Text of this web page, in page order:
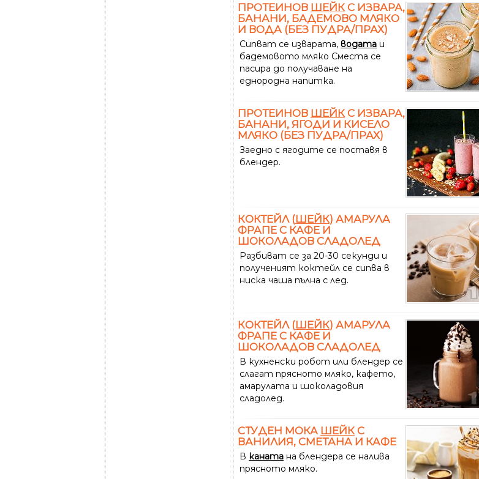
ПРОТЕИНОВ ШЕЙК С ИЗВАРА,
БАНАНИ, БАДЕМОВО МЛЯКО
И ВОДА (БЕЗ ПУДРА/ПРАХ)
Сипват се изварата, водата и
бадемовото мляко Сместа се
пасира до получаване на
еднородна напитка.
ПРОТЕИНОВ ШЕЙК С ИЗВАРА,
БАНАНИ, ЯГОДИ И КИСЕЛО
МЛЯКО (БЕЗ ПУДРА/ПРАХ)
Заедно с ягодите се поставя в
блендер.
КОКТЕЙЛ (ШЕЙК) АМАРУЛА
ФРАПЕ С КАФЕ И
ШОКОЛАДОВ СЛАДОЛЕД
Разбиват се за 20-30 секунди и
полученият коктейл се сипва в
ниска чаша пълна с лед.
КОКТЕЙЛ (ШЕЙК) АМАРУЛА
ФРАПЕ С КАФЕ И
ШОКОЛАДОВ СЛАДОЛЕД
В кухненски робот или блендер се
слагат прясното мляко, кафето,
амарулата и шоколадовия
сладолед.
СТУДЕН МОКА ШЕЙК С
ВАНИЛИЯ, СМЕТАНА И КАФЕ
В каната на блендера се налива
прясното мляко.